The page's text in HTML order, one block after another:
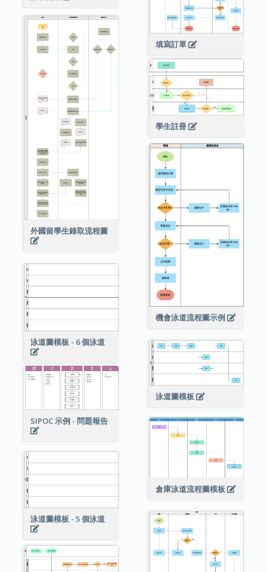
填寫訂單
外國留學生錄取流程圖
學生註冊
機會泳道流程圖示例
泳道圖模板 - 6 個泳道
泳道圖模板
SIPOC 示例 - 問題報告
倉庫泳道流程圖模板
泳道圖模板 - 5 個泳道